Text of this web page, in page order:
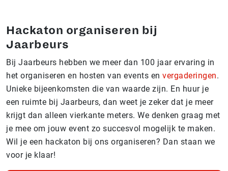
Hackaton organiseren bij
Jaarbeurs
Bij Jaarbeurs hebben we meer dan 100 jaar ervaring in
het organiseren en hosten van events en vergaderingen.
Unieke bijeenkomsten die van waarde zijn. En huur je
een ruimte bij Jaarbeurs, dan weet je zeker dat je meer
krijgt dan alleen vierkante meters. We denken graag met
je mee om jouw event zo succesvol mogelijk te maken.
Wil je een hackaton bij ons organiseren? Dan staan we
voor je klaar!